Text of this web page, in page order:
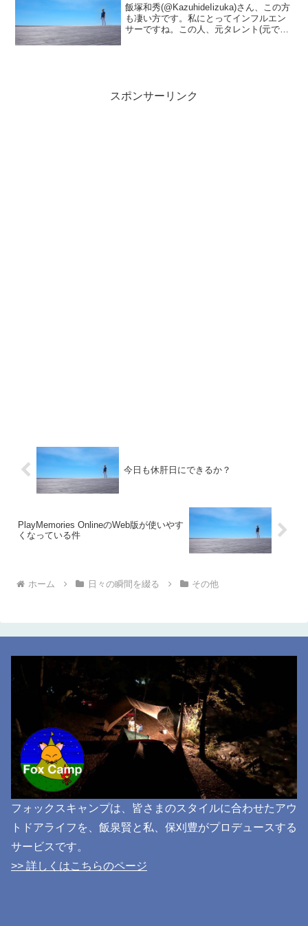
飯塚和秀(@KazuhideIizuka)さん、この方
も凄い方です。私にとってインフルエン
サーですね。この人、元タレント(元です
スポンサーリンク
今日も休肝日にできるか？
PlayMemories OnlineのWeb版が使いやす
くなっている件
ホーム 日々の瞬間を綴る その他
フォックスキャンプは、皆さまのスタイルに合わせたアウ
トドアライフを、飯泉賢と私、保刈豊がプロデュースする
サービスです。
>> 詳しくはこちらのページ